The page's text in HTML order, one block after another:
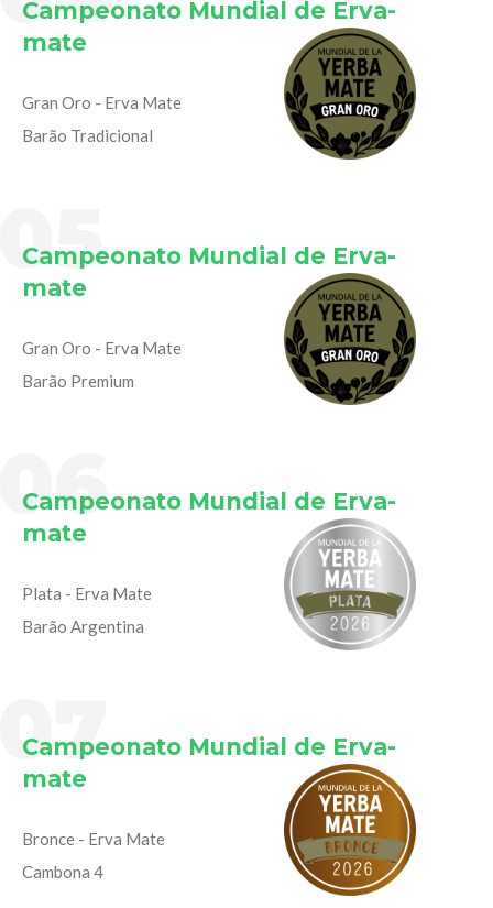
Campeonato Mundial de Erva-
mate
Gran Oro - Erva Mate
Barão Tradicional
Campeonato Mundial de Erva-
mate
Gran Oro - Erva Mate
Barão Premium
Campeonato Mundial de Erva-
mate
Plata - Erva Mate
Barão Argentina
Campeonato Mundial de Erva-
mate
Bronce - Erva Mate
Cambona 4